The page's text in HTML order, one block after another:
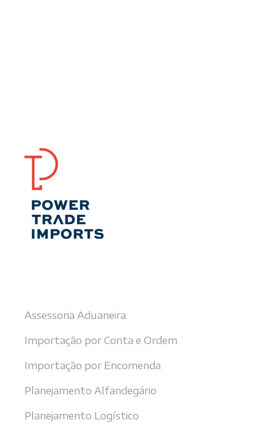
Assessoria Aduaneira
Importação por Conta e Ordem
Importação por Encomenda
Planejamento Alfandegário
Planejamento Logístico